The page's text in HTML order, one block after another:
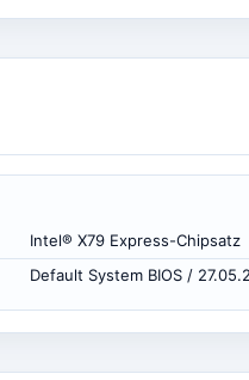
Intel® X79 Express-Chipsatz
Default System BIOS /